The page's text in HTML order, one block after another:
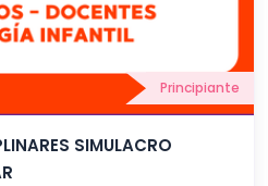
Principiante
SIMULACRO